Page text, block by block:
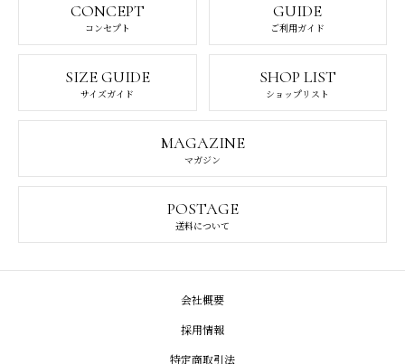
CONCEPT
コンセプト
GUIDE
ご利用ガイド
SIZE GUIDE
サイズガイド
SHOP LIST
ショップリスト
MAGAZINE
マガジン
POSTAGE
送料について
会社概要
採用情報
特定商取引法